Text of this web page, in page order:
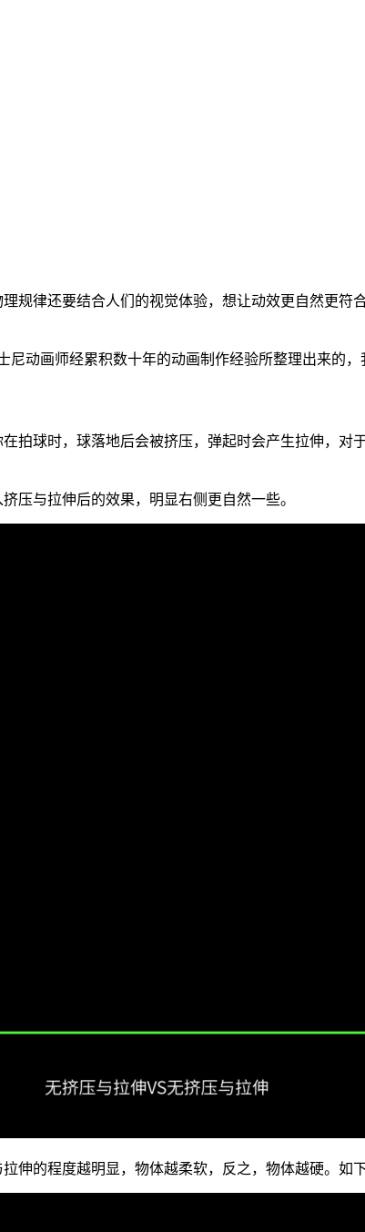
规律还要结合人们的视觉体验，想让动效更自然更符
尼动画师经累积数十年的动画制作经验所整理出来的，
拍球时，球落地后会被挤压，弹起时会产生拉伸，
压与拉伸后的效果，明显右侧更自然一些。
伸的程度越明显，物体越柔软，反之，物体越硬。如